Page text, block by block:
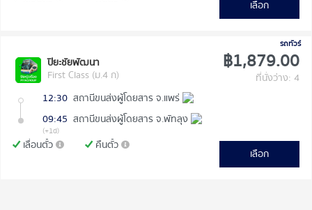
เลือก
รถทัวร์
ปิยะชัยพัฒนา
First Class (ม.4 ก)
฿1,879.00
ที่นั่งว่าง: 4
12:30 สถานีขนส่งผู้โดยสาร จ.แพร่
09:45 สถานีขนส่งผู้โดยสาร จ.พัทลุง
(+1d)
เลื่อนตั๋ว คืนตั๋ว
เลือก